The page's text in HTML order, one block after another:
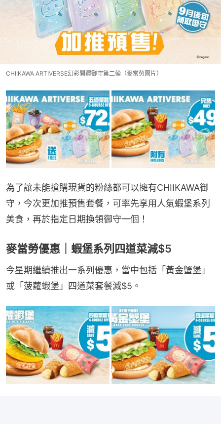
CHIIKAWA ARTIVERSE幻彩開運御守第二輪（麥當勞圖片）
為了讓未能搶購現貨的粉絲都可以擁有CHIIKAWA御
守，今次更加推預售套餐，可率先享用人氣蝦堡系列
美食，再於指定日期換領御守一個！
麥當勞優惠｜蝦堡系列四道菜減$5
今星期繼續推出一系列優惠，當中包括「黃金蟹堡」
或「菠蘿蝦堡」四道菜套餐減$5。